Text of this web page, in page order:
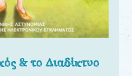
& το Διαδίκτυο